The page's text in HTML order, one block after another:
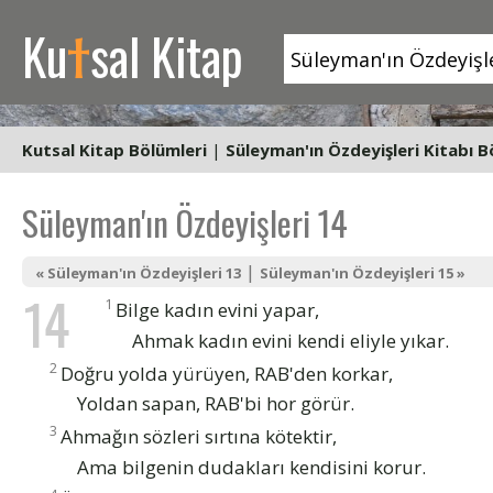
Kutsal Kitap
Kutsal Kitap Bölümleri | Süleyman'ın Özdeyişleri Kitabı
Süleyman'ın Özdeyişleri 14
« Süleyman'ın Özdeyişleri 13 | Süleyman'ın Özdeyişleri 15 »
14 1 Bilge kadın evini yapar,
Ahmak kadın evini kendi eliyle yıkar.
2 Doğru yolda yürüyen, RAB'den korkar,
Yoldan sapan, RAB'bi hor görür.
3 Ahmağın sözleri sırtına kötektir,
Ama bilgenin dudakları kendisini korur.